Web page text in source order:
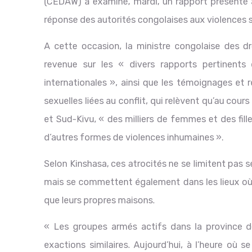
réponse des autorités congolaises aux violences
A cette occasion, la ministre congolaise des
revenue sur les « divers rapports pertinents
internationales », ainsi que les témoignages et
sexuelles liées au conflit, qui relèvent qu’au
et Sud-Kivu, « des milliers de femmes et des
d’autres formes de violences inhumaines ».
Selon Kinshasa, ces atrocités ne se limitent pas
mais se commettent également dans les lieux
que leurs propres maisons.
« Les groupes armés actifs dans la province
exactions similaires. Aujourd’hui, à l’heure